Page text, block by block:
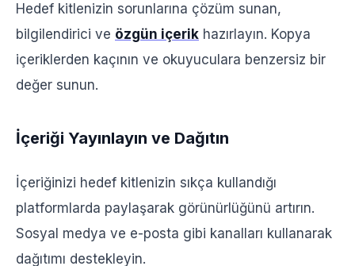
Hedef kitlenizin sorunlarına çözüm sunan,
bilgilendirici ve özgün içerik hazırlayın. Kopya
içeriklerden kaçının ve okuyuculara benzersiz bir
değer sunun.
İçeriği Yayınlayın ve Dağıtın
İçeriğinizi hedef kitlenizin sıkça kullandığı
platformlarda paylaşarak görünürlüğünü artırın.
Sosyal medya ve e-posta gibi kanalları kullanarak
dağıtımı destekleyin.